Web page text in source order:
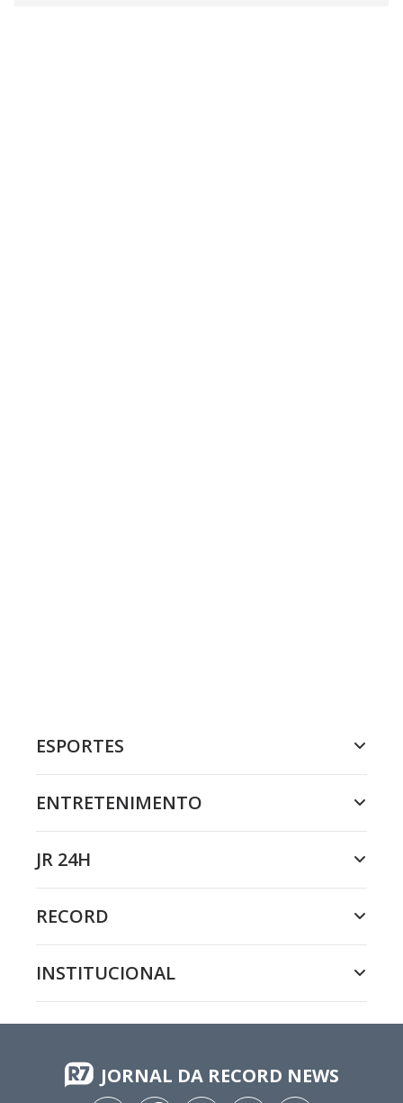
ESPORTES
ENTRETENIMENTO
JR 24H
RECORD
INSTITUCIONAL
JORNAL DA RECORD NEWS